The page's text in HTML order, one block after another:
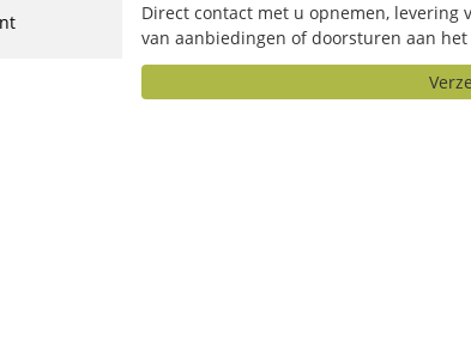
Direct contact met u opnemen, levering
van aanbiedingen of doorsturen aan